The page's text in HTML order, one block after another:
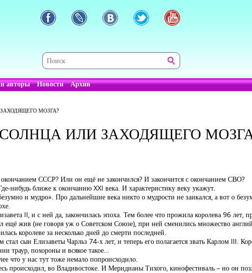
авторы Новости Архив
МОЗГА?
ИЛИ ЗАХОДЯЩЕГО
СССР? Или он ещё не закончился? И закончится с окончанием СВО?
нибудь ближе к окончанию XXI века. И характеристику веку укажут.
и мудро». Про дальнейшие века никто о мудрости не заикался, а вот о
II, и с ней да, закончилась эпоха. Тем более что прожила королева 96 лет,
ещё жив (не говоря уж о Советском Союзе), при ней сменились множество
королеве за несколько дней до смерти последней.
сын Елизаветы Чарльз 74-х лет, и теперь его полагается звать Карлом III.
траур, похороны и всякое такое…
что у нас тут тоже немало попроисходило.
происходил, во Владивостоке. И Меридианы Тихого, кинофестиваль – но он